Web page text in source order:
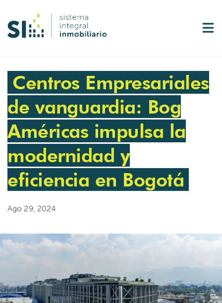
Centros Empresariales
de vanguardia: Bog
Américas impulsa la
modernidad y
eficiencia en Bogotá
Ago 29, 2024